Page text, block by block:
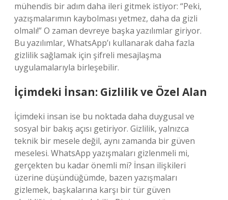
mühendis bir adım daha ileri gitmek istiyor: “Peki,
yazışmalarımın kaybolması yetmez, daha da gizli
olmalı!” O zaman devreye başka yazılımlar giriyor.
Bu yazılımlar, WhatsApp’ı kullanarak daha fazla
gizlilik sağlamak için şifreli mesajlaşma
uygulamalarıyla birleşebilir.
İçimdeki İnsan: Gizlilik ve Özel Alan
İçimdeki insan ise bu noktada daha duygusal ve
sosyal bir bakış açısı getiriyor. Gizlilik, yalnızca
teknik bir mesele değil, aynı zamanda bir güven
meselesi. WhatsApp yazışmaları gizlenmeli mi,
gerçekten bu kadar önemli mi? İnsan ilişkileri
üzerine düşündüğümde, bazen yazışmaları
gizlemek, başkalarına karşı bir tür güven